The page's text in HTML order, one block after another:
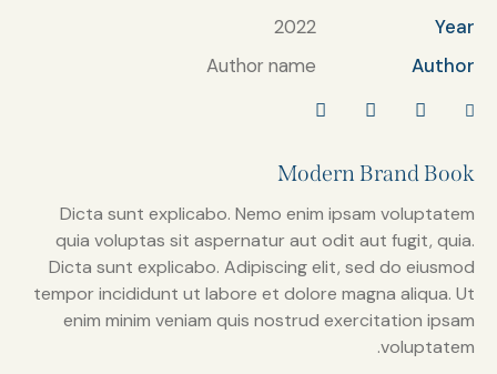
Modern Brand Book
Dicta sunt explicabo. Nemo enim ipsam voluptatem
quia voluptas sit aspernatur aut odit aut fugit, quia.
Dicta sunt explicabo. Adipiscing elit, sed do eiusmod
tempor incididunt ut labore et dolore magna aliqua. Ut
enim minim veniam quis nostrud exercitation ipsam
voluptatem.
Year
2022
Author
Author name